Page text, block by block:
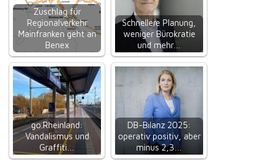
Zuschlag für
Regionalverkehr
Mainfranken geht an
Benex
Schnellere Planung,
weniger Bürokratie
und mehr…
go.Rheinland:
Vandalismus und
Graffiti…
DB-Bilanz 2025:
operativ positiv, aber
minus 2,3…